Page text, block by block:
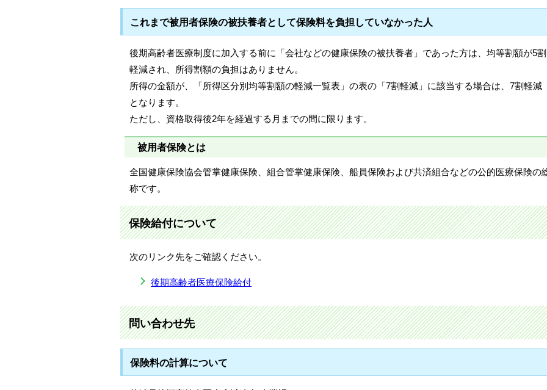
これまで被用者保険の被扶養者として保険料を負担していなかった人
後期高齢者医療制度に加入する前に「会社などの健康保険の被扶養者」であった方は、均等割額が5割
軽減され、所得割額の負担はありません。
所得の金額が、「所得区分別均等割額の軽減一覧表」の表の「7割軽減」に該当する場合は、7割軽減
となります。
ただし、資格取得後2年を経過する月までの間に限ります。
被用者保険とは
全国健康保険協会管掌健康保険、組合管掌健康保険、船員保険および共済組合などの公的医療保険の
称です。
保険給付について
次のリンク先をご確認ください。
後期高齢者医療保険給付
問い合わせ先
保険料の計算について